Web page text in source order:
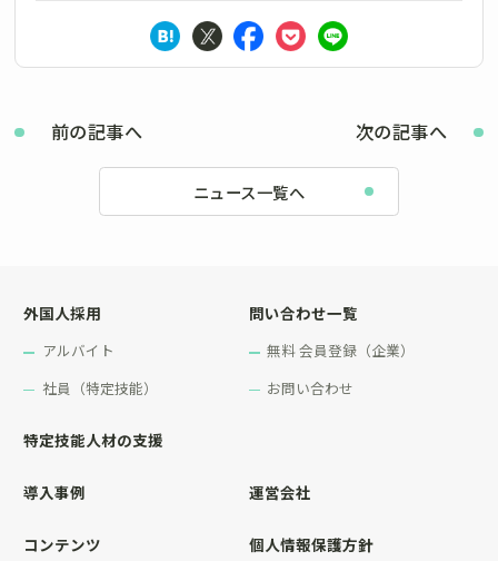
前の記事へ
ニュース一覧へ
次の記事へ
外国人採用
アルバイト
社員（特定技能）
特定技能人材の支援
導入事例
コンテンツ
問い合わせ一覧
無料 会員登録（企業）
お問い合わせ
運営会社
個人情報保護方針